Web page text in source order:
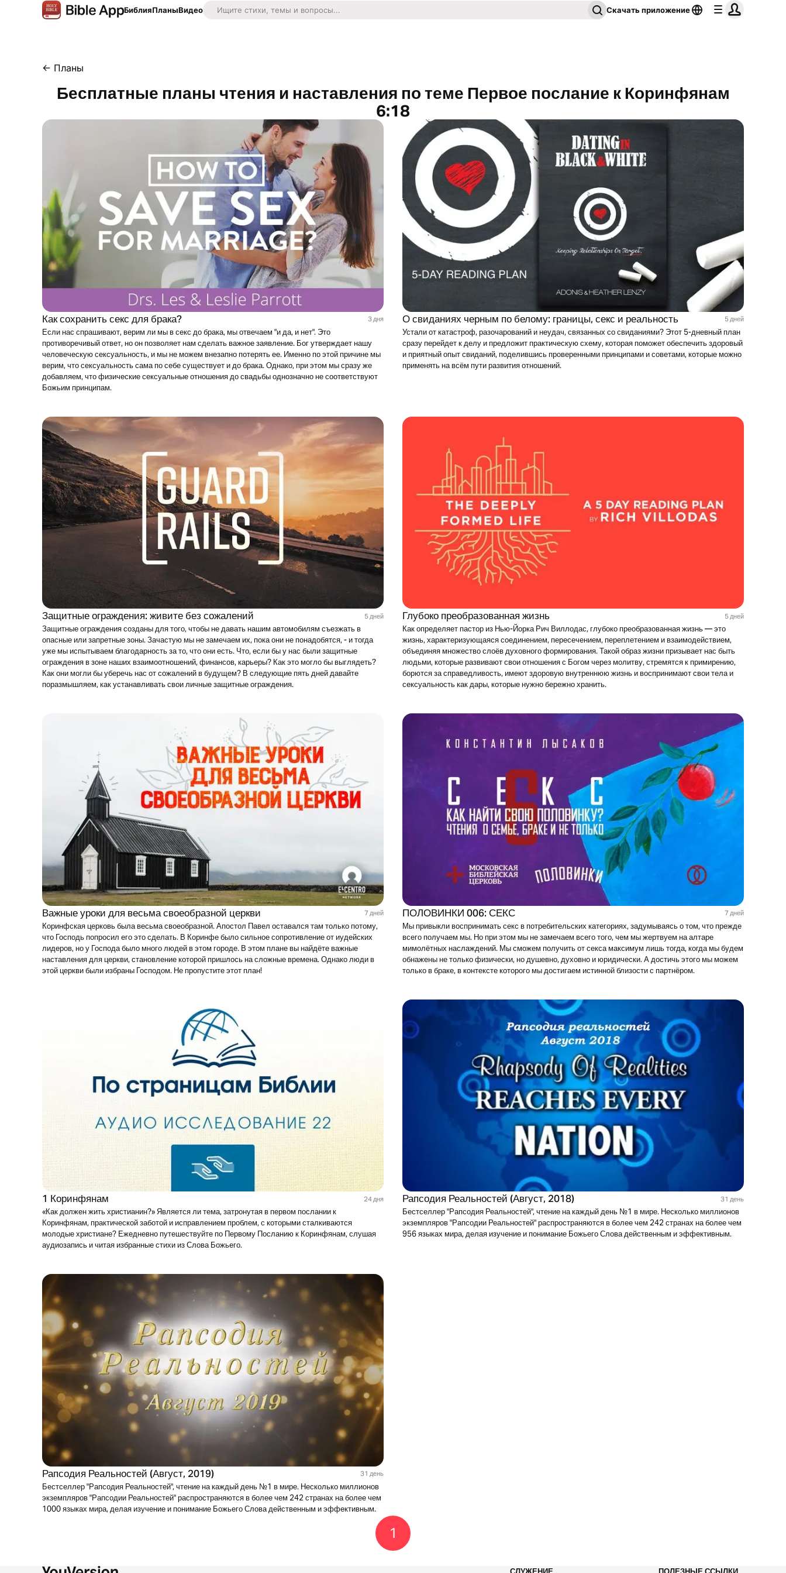
БиблияПланыВидео Скачать приложение
← Планы
Бесплатные планы чтения и наставления по теме Первое послание к Коринфянам
6:18
Как сохранить секс для брака? 3 дня
Если нас спрашивают, верим ли мы в секс до брака, мы отвечаем "и да, и нет". Это
противоречивый ответ, но он позволяет нам сделать важное заявление. Бог утверждает нашу
человеческую сексуальность, и мы не можем внезапно потерять ее. Именно по этой причине мы
верим, что сексуальность сама по себе существует и до брака. Однако, при этом мы сразу же
добавляем, что физические сексуальные отношения до свадьбы однозначно не соответствуют
Божьим принципам.
О свиданиях черным по белому: границы, секс и реальность 5 дней
Устали от катастроф, разочарований и неудач, связанных со свиданиями? Этот 5-дневный план
сразу перейдет к делу и предложит практическую схему, которая поможет обеспечить здоровый
и приятный опыт свиданий, поделившись проверенными принципами и советами, которые можно
применять на всём пути развития отношений.
Защитные ограждения: живите без сожалений 5 дней
Защитные ограждения созданы для того, чтобы не давать нашим автомобилям съезжать в
опасные или запретные зоны. Зачастую мы не замечаем их, пока они не понадобятся, - и тогда
уже мы испытываем благодарность за то, что они есть. Что, если бы у нас были защитные
ограждения в зоне наших взаимоотношений, финансов, карьеры? Как это могло бы выглядеть?
Как они могли бы уберечь нас от сожалений в будущем? В следующие пять дней давайте
поразмышляем, как устанавливать свои личные защитные ограждения.
Глубоко преобразованная жизнь 5 дней
Как определяет пастор из Нью-Йорка Рич Виллодас, глубоко преобразованная жизнь — это
жизнь, характеризующаяся соединением, пересечением, переплетением и взаимодействием,
объединяя множество слоёв духовного формирования. Такой образ жизни призывает нас быть
людьми, которые развивают свои отношения с Богом через молитву, стремятся к примирению,
борются за справедливость, имеют здоровую внутреннюю жизнь и воспринимают свои тела и
сексуальность как дары, которые нужно бережно хранить.
Важные уроки для весьма своеобразной церкви 7 дней
Коринфская церковь была весьма своеобразной. Апостол Павел оставался там только потому,
что Господь попросил его это сделать. В Коринфе было сильное сопротивление от иудейских
лидеров, но у Господа было много людей в этом городе. В этом плане вы найдёте важные
наставления для церкви, становление которой пришлось на сложные времена. Однако люди в
этой церкви были избраны Господом. Не пропустите этот план!
ПОЛОВИНКИ 006: СЕКС 7 дней
Мы привыкли воспринимать секс в потребительских категориях, задумываясь о том, что прежде
всего получаем мы. Но при этом мы не замечаем всего того, чем мы жертвуем на алтаре
мимолётных наслаждений. Мы сможем получить от секса максимум лишь тогда, когда мы будем
обнажены не только физически, но душевно, духовно и юридически. А достичь этого мы можем
только в браке, в контексте которого мы достигаем истинной близости с партнёром.
1 Коринфянам 24 дня
«Как должен жить христианин?» Является ли тема, затронутая в первом послании к
Коринфянам, практической заботой и исправлением проблем, с которыми сталкиваются
молодые христиане? Ежедневно путешествуйте по Первому Посланию к Коринфянам, слушая
аудиозапись и читая избранные стихи из Слова Божьего.
Рапсодия Реальностей (Август, 2018) 31 день
Бестселлер "Рапсодия Реальностей", чтение на каждый день №1 в мире. Несколько миллионов
экземпляров "Рапсодии Реальностей" распространяются в более чем 242 странах на более чем
956 языках мира, делая изучение и понимание Божьего Слова действенным и эффективным.
Рапсодия Реальностей (Август, 2019) 31 день
Бестселлер "Рапсодия Реальностей", чтение на каждый день №1 в мире. Несколько миллионов
экземпляров "Рапсодии Реальностей" распространяются в более чем 242 странах на более чем
1000 языках мира, делая изучение и понимание Божьего Слова действенным и эффективным.
1